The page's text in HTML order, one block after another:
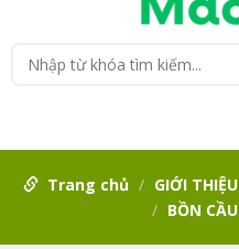
Trang chủ GIỚI THIỆU
BỒN